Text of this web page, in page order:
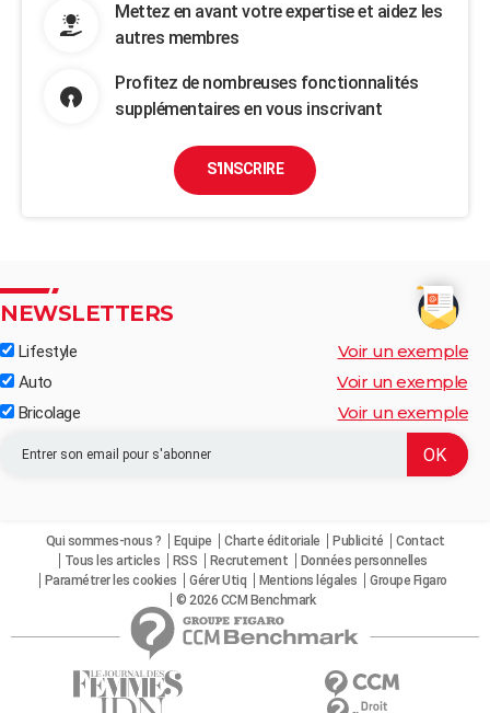
Mettez en avant votre expertise et aidez les
autres membres
Profitez de nombreuses fonctionnalités
supplémentaires en vous inscrivant
S'INSCRIRE
NEWSLETTERS
Lifestyle Voir un exemple
Auto Voir un exemple
Bricolage Voir un exemple
Qui sommes-nous ? Equipe Charte éditoriale Publicité
Contact
Tous les articles
RSS Recrutement
Données personnelles
Paramétrer les cookies
Gérer Utiq Mentions légales
Groupe Figaro
© 2026 CCM Benchmark